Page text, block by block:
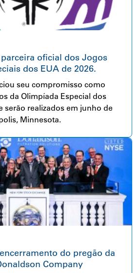
oficial dos Jogos
dos EUA de 2026.
seu compromisso como
da Olimpíada Especial dos
serão realizados em junho de
Minnesota.
do pregão da
Company